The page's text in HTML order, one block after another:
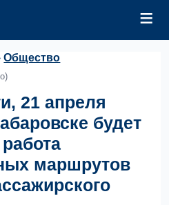
≡
Общество
21 апреля
будет
маршрутов